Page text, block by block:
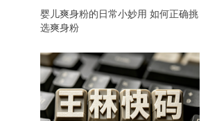
婴儿爽身粉的日常小妙用 如何正确挑
选爽身粉